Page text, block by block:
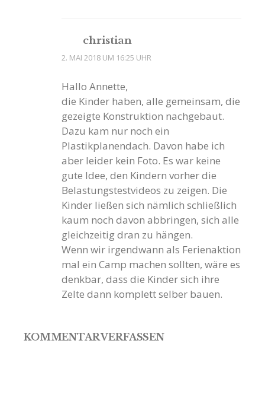
christian
2. MAI 2018 UM 16:25 UHR
Hallo Annette,
die Kinder haben, alle gemeinsam, die
gezeigte Konstruktion nachgebaut.
Dazu kam nur noch ein
Plastikplanendach. Davon habe ich
aber leider kein Foto. Es war keine
gute Idee, den Kindern vorher die
Belastungstestvideos zu zeigen. Die
Kinder ließen sich nämlich schließlich
kaum noch davon abbringen, sich alle
gleichzeitig dran zu hängen.
Wenn wir irgendwann als Ferienaktion
mal ein Camp machen sollten, wäre es
denkbar, dass die Kinder sich ihre
Zelte dann komplett selber bauen.
KOMMENTAR VERFASSEN